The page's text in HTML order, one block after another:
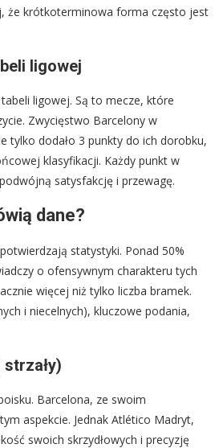
że krótkoterminowa forma często jest
ligowej
ligowej. Są to mecze, które
Zwycięstwo Barcelony w
tylko dodało 3 punkty do ich dorobku,
klasyfikacji. Każdy punkt w
satysfakcję i przewagę.
dane?
statystyki. Ponad 50%
o ofensywnym charakteru tych
więcej niż tylko liczba bramek.
i niecelnych), kluczowe podania,
Barcelona, ze swoim
aspekcie. Jednak Atlético Madryt,
swoich skrzydłowych i precyzję